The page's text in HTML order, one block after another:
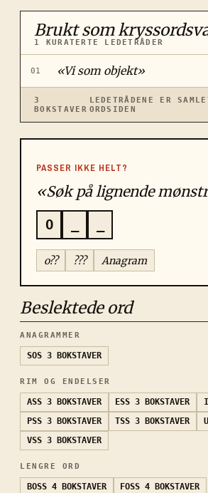
Brukt som
1 KURATERTE LEDETRÅDER
01 «Vi som objekt»
3
BOKSTAVER
LEDETRÅDENE ER
ORDSIDEN
PASSER IKKE HELT?
«Søk på lignende
O
o?? ??? Anagram
Beslektede ord
ANAGRAMMER
SOS 3 BOKSTAVER
RIM OG ENDELSER
ASS 3 BOKSTAVER ESS 3 BOKSTAVER
PSS 3 BOKSTAVER TSS 3 BOKSTAVER
VSS 3 BOKSTAVER
LENGRE ORD
BOSS 4 BOKSTAVER FOSS 4 BOKSTAVER